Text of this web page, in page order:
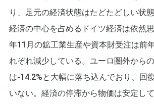
り、足元の経済状態はたどたどしい状
経済の中心を占めるドイツ経済は依然
年11月の鉱工業生産や資本財受注は前
れぞれ減少している。ユーロ圏外から
は-14.2%と大幅に落ち込んでおり、回
いない。経済の停滞から物価は安定し